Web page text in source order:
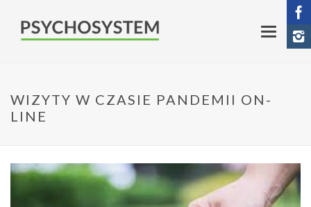
WIZYTY W CZASIE PANDEMII ON-
LINE